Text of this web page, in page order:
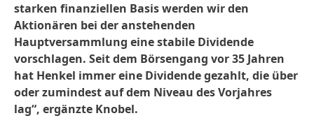
starken finanziellen Basis werden wir den
Aktionären bei der anstehenden
Hauptversammlung eine stabile Dividende
vorschlagen. Seit dem Börsengang vor 35 Jahren
hat Henkel immer eine Dividende gezahlt, die über
oder zumindest auf dem Niveau des Vorjahres
lag“, ergänzte Knobel.